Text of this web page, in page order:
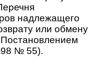
надлежащего
или обмену
№ 55).